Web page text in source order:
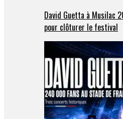
David Guetta à Musilac
pour clôturer le festival